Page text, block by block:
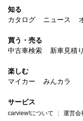
知る
カタログ
ニュース
買う・売る
中古車検索
新車見積り
楽しむ
マイカー
みんカラ
サービス
carview!について 運営会